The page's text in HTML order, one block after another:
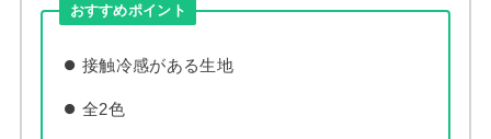
おすすめポイント
接触冷感がある生地
全2色